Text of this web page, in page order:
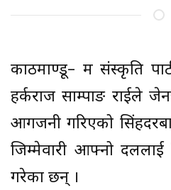
काठमाण्डू– श्रम संस्कृति
हर्कराज साम्पाङ राईले
आगजनी गरिएको
जिम्मेवारी आफ्नो
गरेका छन् ।